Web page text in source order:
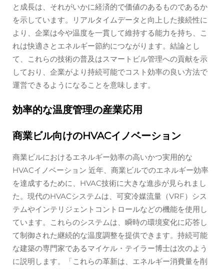
と成長は、それがいかに経済的で価値のあるものであるか
を示しています。リアルタイムデータと向上した接続性に
より、企業は今や温度を一貫して維持する能力を持ち、こ
れは快適さとエネルギー節約につながります。結論とし
て、これらの技術の普及はスマートビル管理への貢献を示
しており、企業がより持続可能でコスト効率の良い方法で
運営できるようになることを意味します。
効率的な温度管理の産業応用
商業ビル向けのHVACイノベーション
商業ビルにおけるエネルギー効率の高いかつ実用的な
HVACイノベーション 近年、商業ビルでのエネルギー効率
を達成するために、HVAC技術に大きな進歩が見られまし
た。現代のHVACシステムは、可変冷媒流量（VRF）シス
テムやインテリジェントコントロールなどの機能を使用し
ています。これらのシステムは、瞬時の環境変化に応答し
て制御された継続的な温度調整を提供できます。持続可能
な建築の専門家であるマイケル・テイラー博士は次のよう
に説明します。「これらの革新は、エネルギー消費量を削